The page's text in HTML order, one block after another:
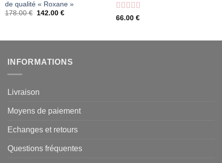
de qualité « Roxane »
178.00€
Le
142.00 €Le
Note4
66.00 €
INFORMATIONS
Livraison
Moyens de paiement
Echanges et retours
Questions fréquentes